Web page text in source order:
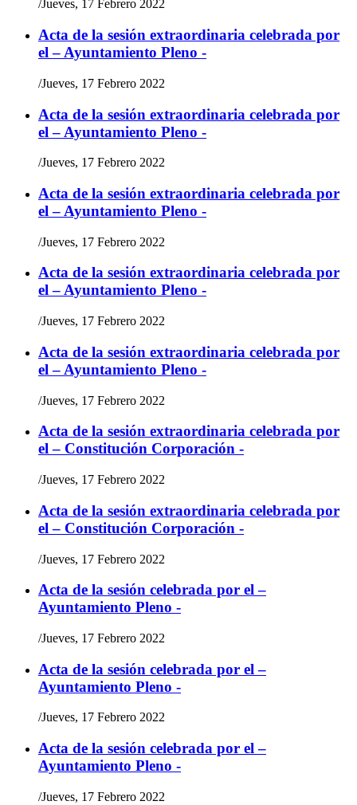
/Jueves, 17 Febrero 2022
Acta de la sesión extraordinaria celebrada por
el – Ayuntamiento Pleno -
/Jueves, 17 Febrero 2022
Acta de la sesión extraordinaria celebrada por
el – Ayuntamiento Pleno -
/Jueves, 17 Febrero 2022
Acta de la sesión extraordinaria celebrada por
el – Ayuntamiento Pleno -
/Jueves, 17 Febrero 2022
Acta de la sesión extraordinaria celebrada por
el – Ayuntamiento Pleno -
/Jueves, 17 Febrero 2022
Acta de la sesión extraordinaria celebrada por
el – Ayuntamiento Pleno -
/Jueves, 17 Febrero 2022
Acta de la sesión extraordinaria celebrada por
el – Constitución Corporación -
/Jueves, 17 Febrero 2022
Acta de la sesión extraordinaria celebrada por
el – Constitución Corporación -
/Jueves, 17 Febrero 2022
Acta de la sesión celebrada por el –
Ayuntamiento Pleno -
/Jueves, 17 Febrero 2022
Acta de la sesión celebrada por el –
Ayuntamiento Pleno -
/Jueves, 17 Febrero 2022
Acta de la sesión celebrada por el –
Ayuntamiento Pleno -
/Jueves, 17 Febrero 2022